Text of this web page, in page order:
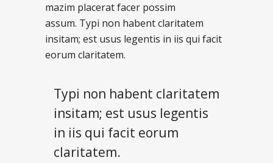
mazim placerat facer possim
assum. Typi non habent claritatem
insitam; est usus legentis in iis qui facit
eorum claritatem.
Typi non habent claritatem
insitam; est usus legentis
in iis qui facit eorum
claritatem.